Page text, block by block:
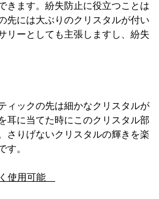
きます。紛失防止に役立つことは
先には大ぶりのクリスタルが付い
リーとしても主張しますし、紛失
ィックの先は細かなクリスタルが
耳に当てた時にこのクリスタル部
さりげないクリスタルの輝きを楽
す。
使用可能